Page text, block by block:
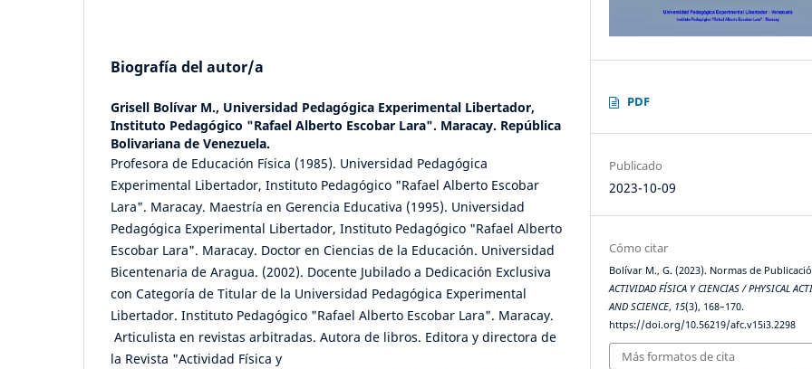
Biografía del autor/a
Grisell Bolívar M., Universidad Pedagógica Experimental Libertador,
Instituto Pedagógico "Rafael Alberto Escobar Lara". Maracay. República
Bolivariana de Venezuela.
Profesora de Educación Física (1985). Universidad Pedagógica
Experimental Libertador, Instituto Pedagógico "Rafael Alberto Escobar
Lara". Maracay. Maestría en Gerencia Educativa (1995). Universidad
Pedagógica Experimental Libertador, Instituto Pedagógico "Rafael Alberto
Escobar Lara". Maracay. Doctor en Ciencias de la Educación. Universidad
Bicentenaria de Aragua. (2002). Docente Jubilado a Dedicación Exclusiva
con Categoría de Titular de la Universidad Pedagógica Experimental
Libertador. Instituto Pedagógico "Rafael Alberto Escobar Lara". Maracay.
Articulista en revistas arbitradas. Autora de libros. Editora y directora de
la Revista "Actividad Física y
PDF
Publicado
2023-10-09
Cómo citar
Bolívar M., G. (2023). Normas de
ACTIVIDAD FÍSICA Y CIENCIAS / PHYSICAL
AND SCIENCE, 15(3), 168–170.
https://doi.org/10.56219/afc.v15i3.2298
Más formatos de cita